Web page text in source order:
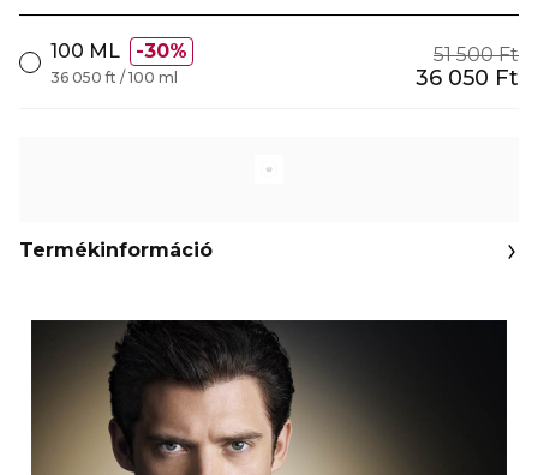
100 ML 30% 51 500 Ft
36 050 Ft
36 050 ft / 100 ml
Termékinformáció